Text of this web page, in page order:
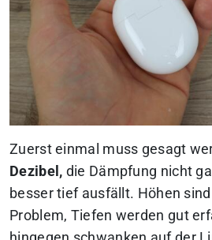
Zuerst einmal muss gesagt
Dezibel, die Dämpfung nicht
besser tief ausfällt. Höhen
Problem, Tiefen werden gut